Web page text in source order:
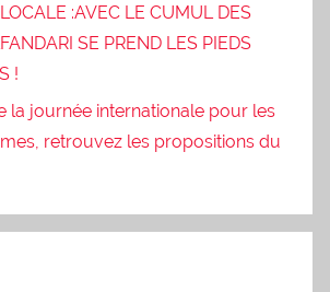
:AVEC LE CUMUL DES
SE PREND LES PIEDS
!
la journée internationale pour les
retrouvez les propositions du